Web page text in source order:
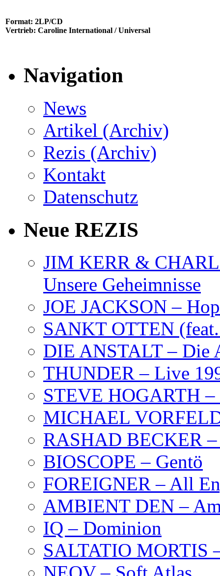
Format: 2LP/CD
Vertrieb: Caroline International / Universal
Navigation
News
Artikel (Archiv)
Rezis (Archiv)
Kontakt
Datenschutz
Neue REZIS
JIM KERR &
Unsere Geheimnisse
JOE JACKSON –
SANKT OTTEN
DIE ANSTALT – Die
THUNDER – Live
STEVE HOGARTH –
MICHAEL
RASHAD BECKER
BIOSCOPE – Gentö
FOREIGNER – All
AMBIENT DEN –
IQ – Dominion
SALTATIO MORTIS